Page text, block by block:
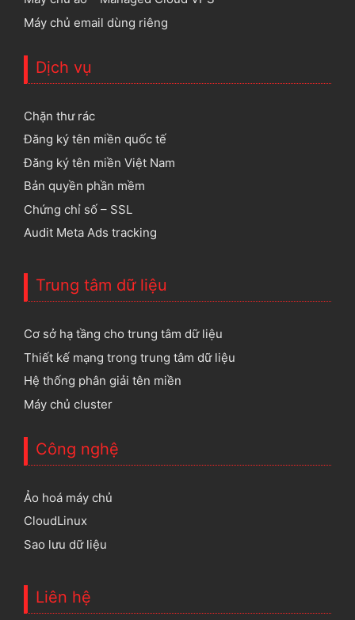
Máy chủ email dùng riêng
Dịch vụ
Chặn thư rác
Đăng ký tên miền quốc tế
Đăng ký tên miền Việt Nam
Bản quyền phần mềm
Chứng chỉ số – SSL
Audit Meta Ads tracking
Trung tâm dữ liệu
Cơ sở hạ tầng cho trung tâm dữ liệu
Thiết kế mạng trong trung tâm dữ liệu
Hệ thống phân giải tên miền
Máy chủ cluster
Công nghệ
Ảo hoá máy chủ
CloudLinux
Sao lưu dữ liệu
Liên hệ